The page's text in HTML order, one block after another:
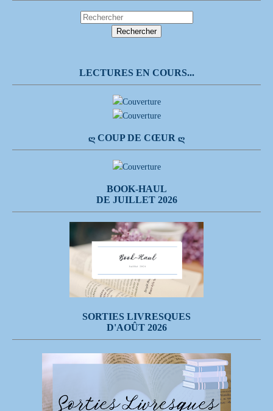
LECTURES EN COURS...
Ღ COUP DE CŒUR Ღ
BOOK-HAUL
DE JUILLET 2026
SORTIES LIVRESQUES
D'AOÛT 2026